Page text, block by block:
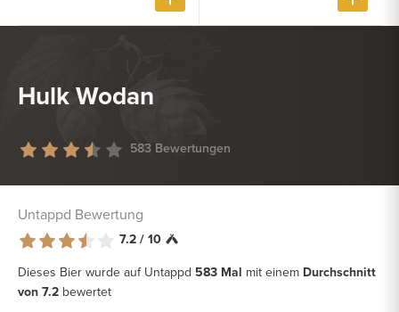
Hulk Wodan
583 Bewertungen
Untappd Bewertung
7.2 / 10
Dieses Bier wurde auf Untappd 583 Mal mit einem Durchschnitt
von 7.2 bewertet